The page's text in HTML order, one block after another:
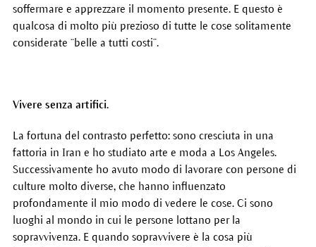
soffermare e apprezzare il momento presente. E questo è
qualcosa di molto più prezioso di tutte le cose solitamente
considerate “belle a tutti costi”.
Vivere senza artifici.
La fortuna del contrasto perfetto: sono cresciuta in una
fattoria in Iran e ho studiato arte e moda a Los Angeles.
Successivamente ho avuto modo di lavorare con persone di
culture molto diverse, che hanno influenzato
profondamente il mio modo di vedere le cose. Ci sono
luoghi al mondo in cui le persone lottano per la
sopravvivenza. E quando sopravvivere è la cosa più